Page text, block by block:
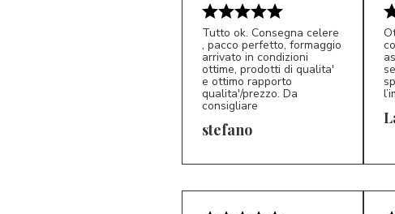
S*
Tutto ok. Consegna celere
, pacco perfetto, formaggio
arrivato in condizioni
ottime, prodotti di qualita'
e ottimo rapporto
qualita'/prezzo. Da
consigliare
stefano LP